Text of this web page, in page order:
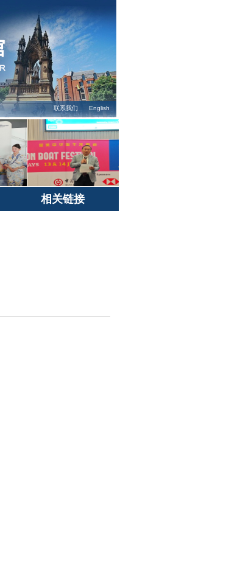
联系我们 English
相关链接